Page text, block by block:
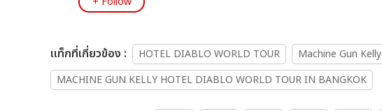
เเท็กที่เกี่ยวข้อง : HOTEL DIABLO WORLD TOUR Machine Gun Kelly
MACHINE GUN KELLY HOTEL DIABLO WORLD TOUR IN BANGKOK